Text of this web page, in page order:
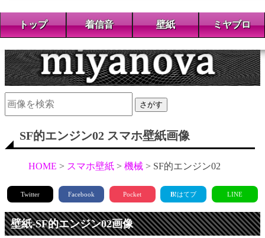
トップ 着信音 壁紙 ミヤブロ
さがす
SF的エンジン02 スマホ壁紙画像
HOME スマホ壁紙 機械 SF的エンジン02
Twitter Facebook Pocket B!はてブ LINE
壁紙-SF的エンジン02画像